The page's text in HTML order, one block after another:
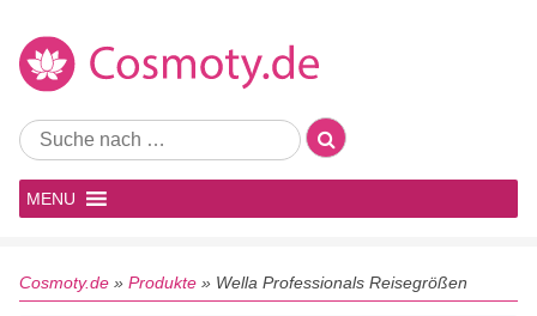
MENU
Cosmoty.de » Produkte » Wella Professionals Reisegrößen